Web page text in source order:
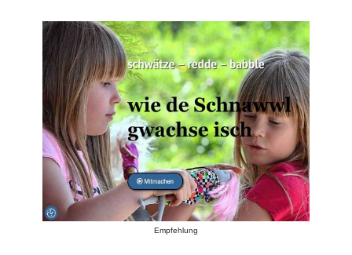
Empfehlung